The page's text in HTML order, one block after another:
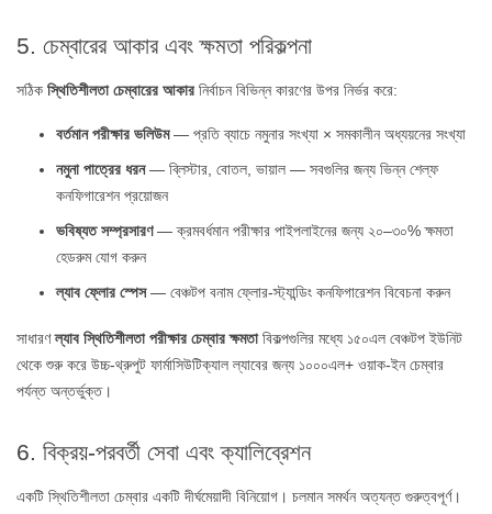
5. চেম্বারের আকার এবং ক্ষমতা পরিকল্পনা
সঠিক স্থিতিশীলতা চেম্বারের আকার নির্বাচন বিভিন্ন কারণের উপর নির্ভর করে:
বর্তমান পরীক্ষার ভলিউম— প্রতি ব্যাচে নমুনার সংখ্যা × সমকালীন অধ্যয়নের সংখ্যা
নমুনা পাত্রের ধরন— ব্লিস্টার, বোতল, ভায়াল — সবগুলির জন্য ভিন্ন শেল্ফ
কনফিগারেশন প্রয়োজন
ভবিষ্যত সম্প্রসারণ— ক্রমবর্ধমান পরীক্ষার পাইপলাইনের জন্য ২০–৩০% ক্ষমতা
হেডরুম যোগ করুন
ল্যাব ফ্লোর স্পেস— বেঞ্চটপ বনাম ফ্লোর-স্ট্যান্ডিং কনফিগারেশন বিবেচনা করুন
সাধারণল্যাব স্থিতিশীলতা পরীক্ষার চেম্বার ক্ষমতাবিকল্পগুলির মধ্যে ১৫০এল বেঞ্চটপ ইউনিট
থেকে শুরু করে উচ্চ-থ্রুপুট ফার্মাসিউটিক্যাল ল্যাবের জন্য ১০০০এল+ ওয়াক-ইন চেম্বার
পর্যন্ত অন্তর্ভুক্ত।
6. বিক্রয়-পরবর্তী সেবা এবং ক্যালিব্রেশন
একটি স্থিতিশীলতা চেম্বার একটি দীর্ঘমেয়াদী বিনিয়োগ। চলমান সমর্থন অত্যন্ত গুরুত্বপূর্ণ।